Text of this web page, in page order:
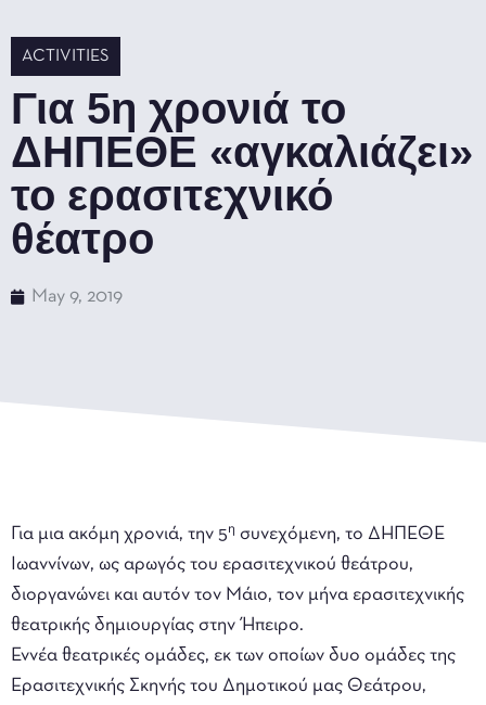
ACTIVITIES
Για 5η χρονιά το
ΔΗΠΕΘΕ «αγκαλιάζει»
το ερασιτεχνικό
θέατρο
May 9, 2019
Για μια ακόμη χρονιά, την 5η συνεχόμενη, το ΔΗΠΕΘΕ
Ιωαννίνων, ως αρωγός του ερασιτεχνικού θεάτρου,
διοργανώνει και αυτόν τον Μάιο, τον μήνα ερασιτεχνικής
θεατρικής δημιουργίας στην Ήπειρο.
Εννέα θεατρικές ομάδες, εκ των οποίων δυο ομάδες της
Ερασιτεχνικής Σκηνής του Δημοτικού μας Θεάτρου,